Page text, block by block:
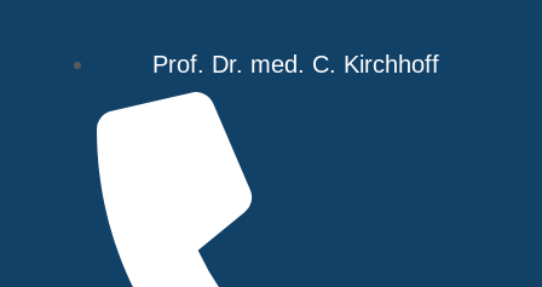
Prof. Dr. med. C. Kirchhoff